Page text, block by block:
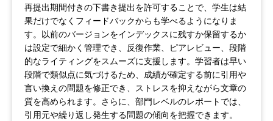
再提出期間付きの下書き提出を許可することで、学生は結
果だけでなくフィードバックからも学べるようになりま
す。以前のバージョンをインデックスに残すか保留するか
は設定で細かく管理でき、反復作業、ピアレビュー、段階
的なライティングをスムーズに支援します。学習者は早い
段階で類似点に気づけるため、成績が確定する前に引用や
言い換えの問題を修正でき、ストレスを抑えながら文章の
質を高められます。さらに、部門レベルのレポートでは、
引用元や繰り返し発生する問題の傾向を把握できます。